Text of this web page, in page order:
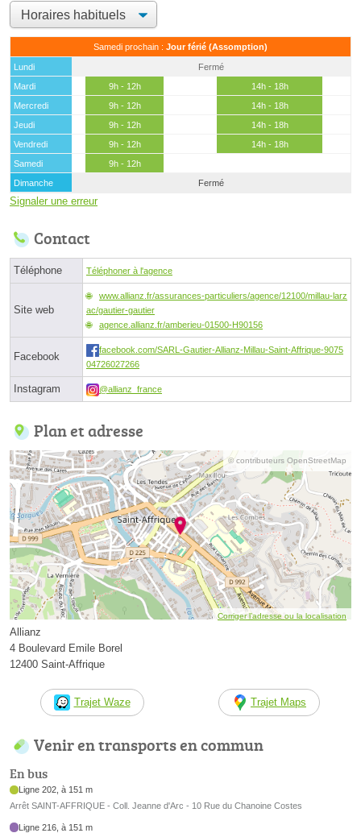
Samedi prochain : Jour férié (Assomption)
Lundi
Fermé
Mardi
9h - 12h
14h - 18h
Mercredi
9h - 12h
14h - 18h
Jeudi
9h - 12h
14h - 18h
Vendredi
9h - 12h
14h - 18h
Samedi
9h - 12h
Dimanche
Fermé
Signaler une erreur
Contact
Téléphone Téléphoner à l'agence
Site web
www.allianz.fr/assurances-particuliers/agence/12100/millau-larz
ac/gautier-gautier
agence.allianz.fr/amberieu-01500-H90156
Facebook
facebook.com/SARL-Gautier-Allianz-Millau-Saint-Affrique-9075
04726027266
Instagram @allianz_france
Plan et adresse
© contributeurs OpenStreetMap
Corriger l’adresse ou la localisation
Allianz
4 Boulevard Emile Borel
12400 Saint-Affrique
Trajet Waze Trajet Maps
Venir en transports en commun
En bus
Ligne 202, à 151 m
Arrêt SAINT-AFFRIQUE - Coll. Jeanne d'Arc - 10 Rue du Chanoine Costes
Ligne 216, à 151 m